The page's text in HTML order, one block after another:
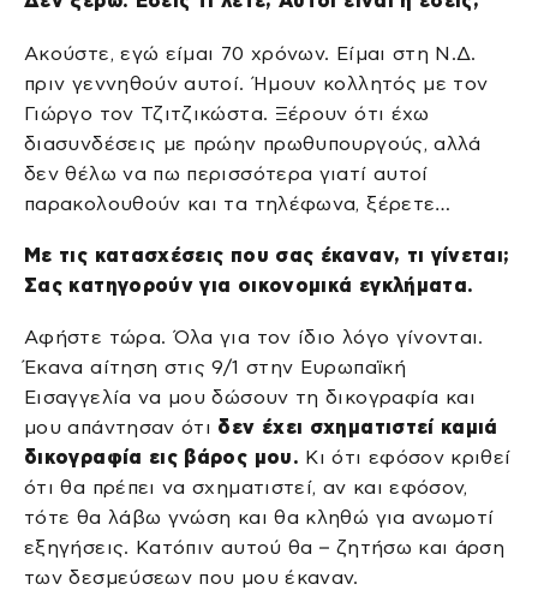
Ακούστε, εγώ είμαι 70 χρόνων. Είμαι στη Ν.Δ.
πριν γεννηθούν αυτοί. Ήμουν κολλητός με τον
Γιώργο τον Τζιτζικώστα. Ξέρουν ότι έχω
διασυνδέσεις με πρώην πρωθυπουργούς, αλλά
δεν θέλω να πω περισσότερα γιατί αυτοί
παρακολουθούν και τα τηλέφωνα, ξέρετε…
Με τις κατασχέσεις που σας έκαναν, τι γίνεται;
Σας κατηγορούν για οικονομικά εγκλήματα.
Αφήστε τώρα. Όλα για τον ίδιο λόγο γίνονται.
Έκανα αίτηση στις 9/1 στην Ευρωπαϊκή
Εισαγγελία να μου δώσουν τη δικογραφία και
μου απάντησαν ότι δεν έχει σχηματιστεί καμιά
δικογραφία εις βάρος μου. Κι ότι εφόσον κριθεί
ότι θα πρέπει να σχηματιστεί, αν και εφόσον,
τότε θα λάβω γνώση και θα κληθώ για ανωμοτί
εξηγήσεις. Κατόπιν αυτού θα – ζητήσω και άρση
των δεσμεύσεων που μου έκαναν.